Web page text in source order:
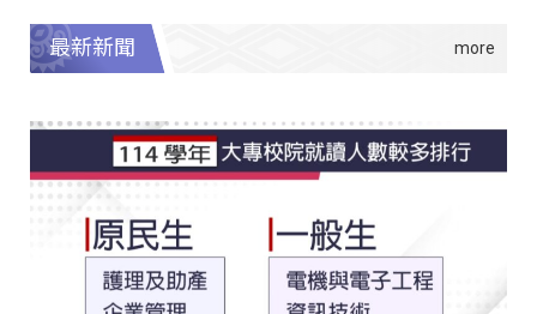
最新新聞